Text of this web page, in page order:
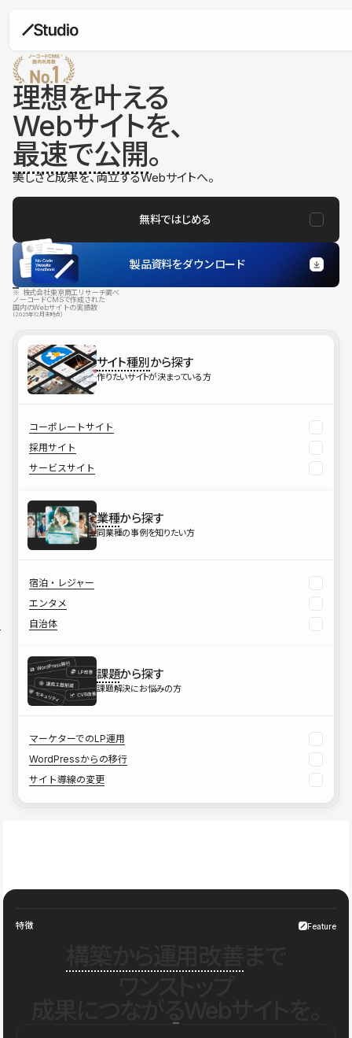
理想を叶える
Webサイトを、
最速で公開。
美しさと成果を、両立するWebサイトへ。
無料ではじめる
製品資料をダウンロード
※ 株式会社東京商工リサーチ調べ
ノーコードCMSで作成された
国内のWebサイトの実績数
（2025年12月末時点）
サイト種別から探す
作りたいサイトが決まっている方
コーポレートサイト
採用サイト
サービスサイト
業種から探す
同業種の事例を知りたい方
宿泊・レジャー
エンタメ
自治体
課題から探す
課題解決にお悩みの方
マーケターでのLP運用
WordPressからの移行
サイト導線の変更
特徴 Feature